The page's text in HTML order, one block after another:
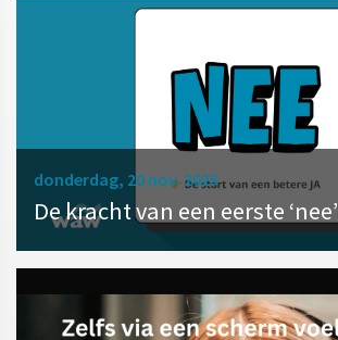
donderdag, 20 nov. 2025
De kracht van een eerste ‘nee’